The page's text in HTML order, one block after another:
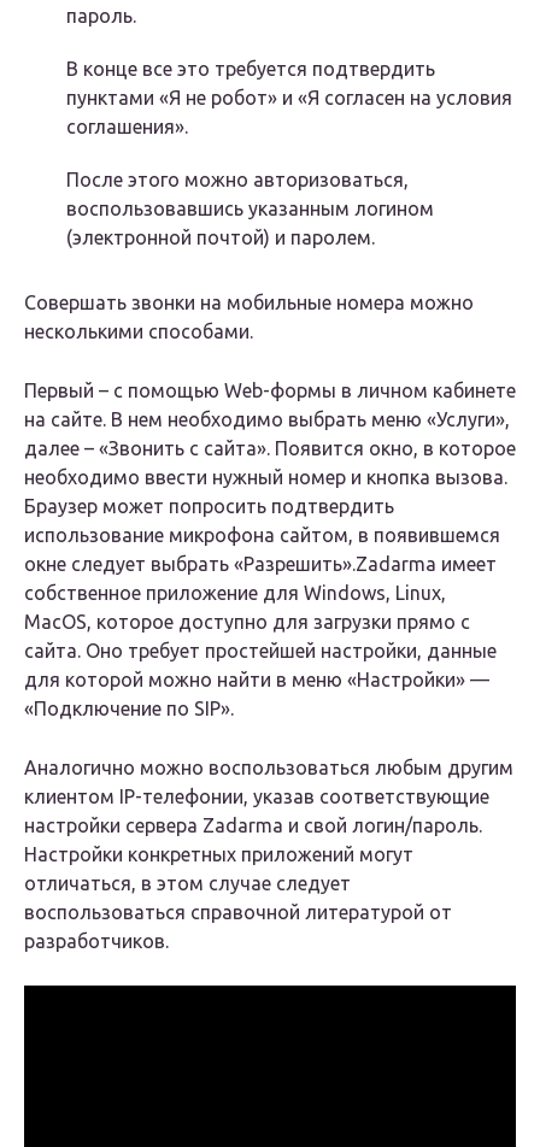
пароль.
В конце все это требуется подтвердить
пунктами «Я не робот» и «Я согласен на условия
соглашения».
После этого можно авторизоваться,
воспользовавшись указанным логином
(электронной почтой) и паролем.
Совершать звонки на мобильные номера можно
несколькими способами.
Первый – с помощью Web-формы в личном кабинете
на сайте. В нем необходимо выбрать меню «Услуги»,
далее – «Звонить с сайта». Появится окно, в которое
необходимо ввести нужный номер и кнопка вызова.
Браузер может попросить подтвердить
использование микрофона сайтом, в появившемся
окне следует выбрать «Разрешить».Zadarma имеет
собственное приложение для Windows, Linux,
MacOS, которое доступно для загрузки прямо с
сайта. Оно требует простейшей настройки, данные
для которой можно найти в меню «Настройки» —
«Подключение по SIP».
Аналогично можно воспользоваться любым другим
клиентом IP-телефонии, указав соответствующие
настройки сервера Zadarma и свой логин/пароль.
Настройки конкретных приложений могут
отличаться, в этом случае следует
воспользоваться справочной литературой от
разработчиков.